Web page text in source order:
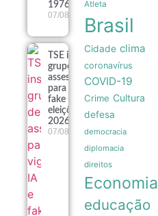
1976
07/08
TSE institui
grupo de
assessoramento
para vigiar IA e
fake news nas
eleições de
2026
07/08
Atleta
Brasil
Cidade clima
coronavírus
COVID-19
Crime Cultura
defesa
democracia
diplomacia
direitos
Economia
educação